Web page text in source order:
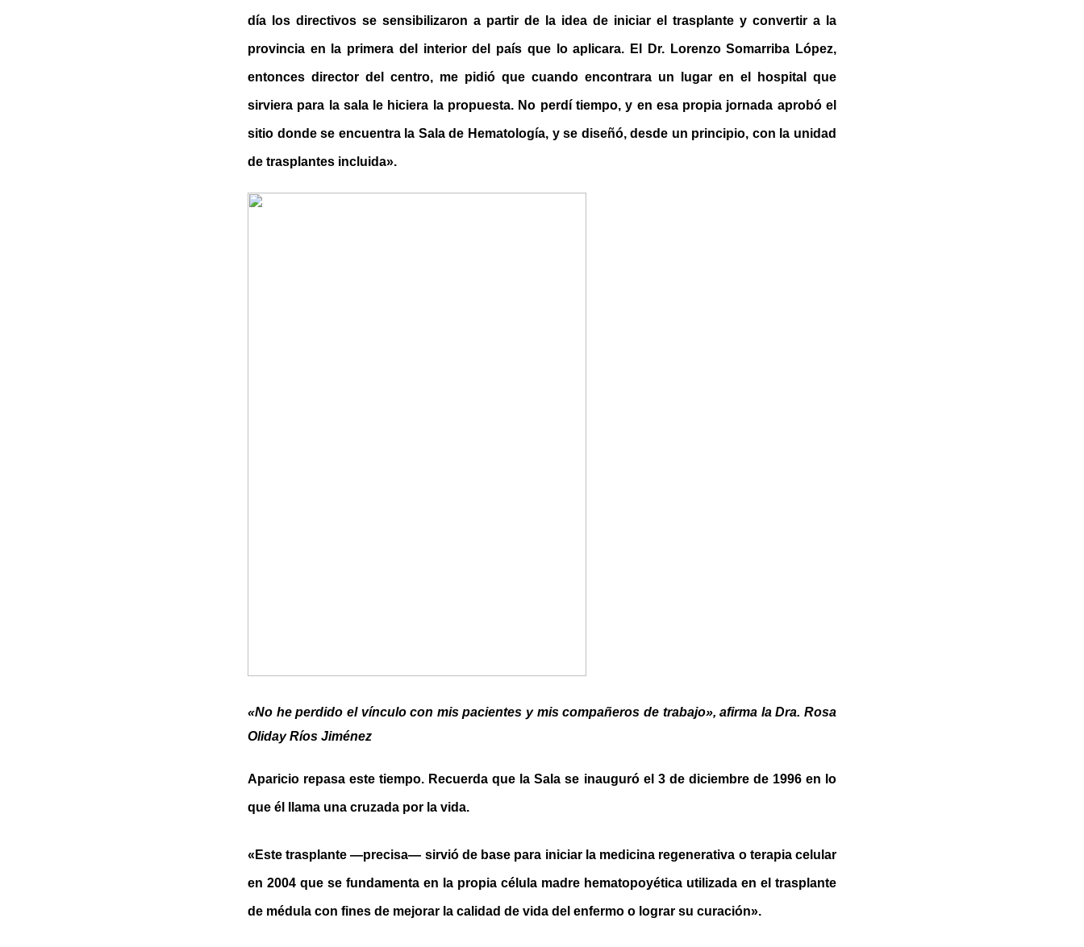
día los directivos se sensibilizaron a partir de la idea de iniciar el trasplante y convertir a la
provincia en la primera del interior del país que lo aplicara. El Dr. Lorenzo Somarriba López,
entonces director del centro, me pidió que cuando encontrara un lugar en el hospital que
sirviera para la sala le hiciera la propuesta. No perdí tiempo, y en esa propia jornada aprobó el
sitio donde se encuentra la Sala de Hematología, y se diseñó, desde un principio, con la unidad
de trasplantes incluida».
«No he perdido el vínculo con mis pacientes y mis compañeros de trabajo», afirma la Dra. Rosa
Oliday Ríos Jiménez
Aparicio repasa este tiempo. Recuerda que la Sala se inauguró el 3 de diciembre de 1996 en lo
que él llama una cruzada por la vida.
«Este trasplante —precisa— sirvió de base para iniciar la medicina regenerativa o terapia celular
en 2004 que se fundamenta en la propia célula madre hematopoyética utilizada en el trasplante
de médula con fines de mejorar la calidad de vida del enfermo o lograr su curación».